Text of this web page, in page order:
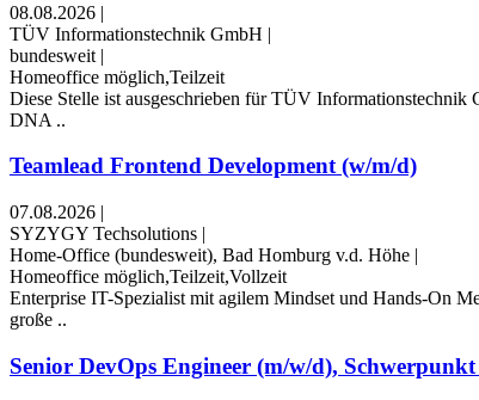
08.08.2026 |
TÜV Informationstechnik GmbH |
bundesweit |
Homeoffice möglich,Teilzeit
Diese Stelle ist ausgeschrieben für TÜV
DNA ..
Teamlead Frontend Development (w/m/d)
07.08.2026 |
SYZYGY Techsolutions |
Home-Office (bundesweit), Bad Homburg v.d. Höhe |
Homeoffice möglich,Teilzeit,Vollzeit
Enterprise IT-Spezialist mit agilem Mindset und Hands-On
große ..
Senior DevOps Engineer (m/w/d), Schwerpunkt